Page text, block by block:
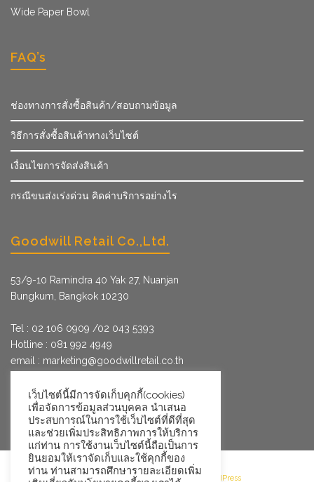
Wide Paper Bowl
FAQ’s
ช่องทางการสั่งซื้อสินค้า/สอบถามข้อมูล
วิธีการสั่งซื้อสินค้าทางเว็บไซต์
เงื่อนไขการจัดส่งสินค้า
กรณีขนส่งเร่งด่วน คิดค่าบริการอย่างไร
Goodwill Retail Co.,Ltd.
53/9­-10 Ramindra 40 Yak 27, Nuanjan
Bungkum, Bangkok 10230
Tel : 02 106 0909 /02 043 5393
Hotline : 081 992 4949
email : marketing@goodwillretail.co.th
FB : gwretail
©2026 Goodwill Retail · Powered by WordPress
เว็บไซต์นี้มีการจัดเก็บคุกกี้(cookies)
เพื่อจัดการข้อมูลส่วนบุคคล นำเสนอ
ประสบการณ์ในการใช้เว็บไซต์ที่ดีที่สุด
และช่วยเพิ่มประสิทธิภาพการให้บริการ
แก่ท่าน การใช้งานเว็บไซต์นี้ถือเป็นการ
ยินยอมให้เราจัดเก็บและใช้คุกกี้ของ
ท่าน ท่านสามารถศึกษารายละเอียดเพิ่ม